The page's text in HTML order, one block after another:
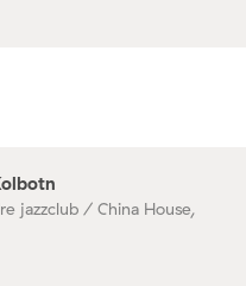
jazzclub / China House,